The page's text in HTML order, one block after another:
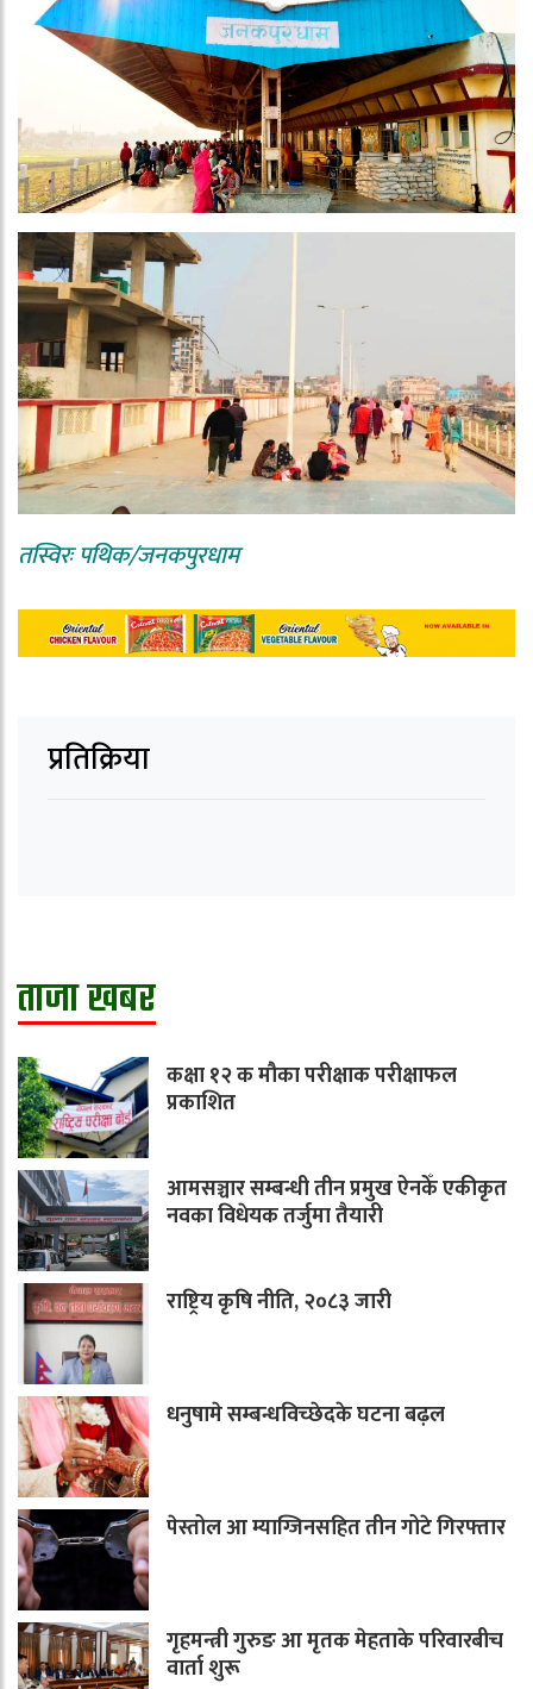
तस्विरः पथिक/जनकपुरधाम
प्रतिक्रिया
ताजा खबर
कक्षा १२ क मौका परीक्षाक परीक्षाफल
प्रकाशित
आमसञ्चार सम्बन्धी तीन प्रमुख ऐनकेँ एकीकृत
नवका विधेयक तर्जुमा तैयारी
राष्ट्रिय कृषि नीति, २०८३ जारी
धनुषामे सम्बन्धविच्छेदके घटना बढ़ल
पेस्तोल आ म्याग्जिनसहित तीन गोटे गिरफ्तार
गृहमन्त्री गुरुङ आ मृतक मेहताके परिवारबीच
वार्ता शुरू